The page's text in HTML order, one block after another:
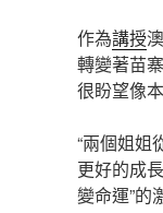
作為講授
轉變著苗
很盼望像
“兩個姐姐
更好的成
變命運”的